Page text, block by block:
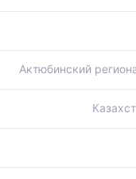
Актюбинский